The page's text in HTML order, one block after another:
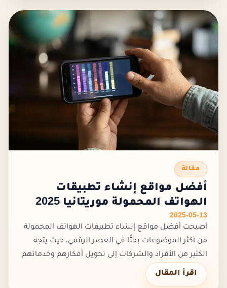
مقالة
أفضل مواقع إنشاء تطبيقات
الهواتف المحمولة موريتانيا 2025
2025-05-13
أصبحت أفضل مواقع إنشاء تطبيقات الهواتف المحمولة
من أكثر الموضوعات بحثًا في العصر الرقمي، حيث يتجه
الكثير من الأفراد والشركات إلى تحويل أفكارهم وخدماتهم
تزايد الطلب على...
اقرأ المقال